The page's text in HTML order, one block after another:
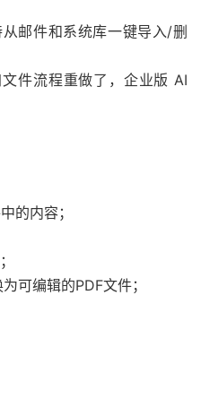
邮件和系统库一键导入/删
件流程重做了，企业版 AI
的内容；
可编辑的PDF文件；